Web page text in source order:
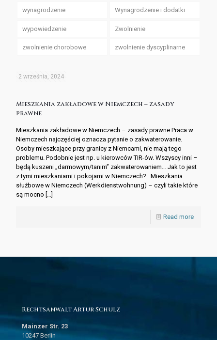
wynagrodzenie Wynagrodzenie i dodatki
wypowiedzenie Zwolnienie
zwolnienie chorobowe zwolnienie dyscyplinarne
2 września, 2024
Mieszkania zakładowe w Niemczech – zasady
prawne
Mieszkania zakładowe w Niemczech – zasady prawne Praca w
Niemczech najczęściej oznacza pytanie o zakwaterowanie.
Osoby mieszkające przy granicy z Niemcami, nie mają tego
problemu. Podobnie jest np. u kierowców TIR-ów. Wszyscy inni –
będą kuszeni „darmowym/tanim” zakwaterowaniem… Jak to jest
z tymi mieszkaniami i pokojami w Niemczech? Mieszkania
służbowe w Niemczech (Werkdienstwohnung) – czyli takie które
są mocno […]
Read more
Rechtsanwalt Artur Schulz
Mainzer Str. 23
10247 Berlin